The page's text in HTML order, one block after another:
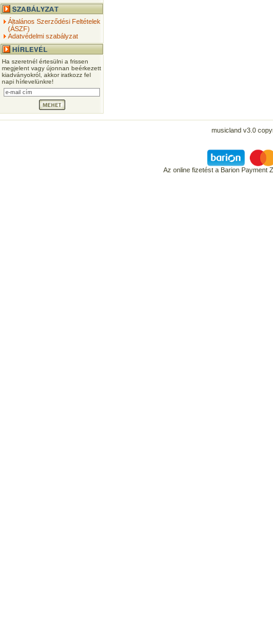
Általános Szerződési Feltételek
(ÁSZF)
Adatvédelmi szabályzat
Ha szeretnél értesülni a frissen
megjelent vagy újonnan beérkezett
kiadványokról, akkor iratkozz fel
napi hírlevelünkre!
musicland v3.0
Az online fizetést a Barion Payment